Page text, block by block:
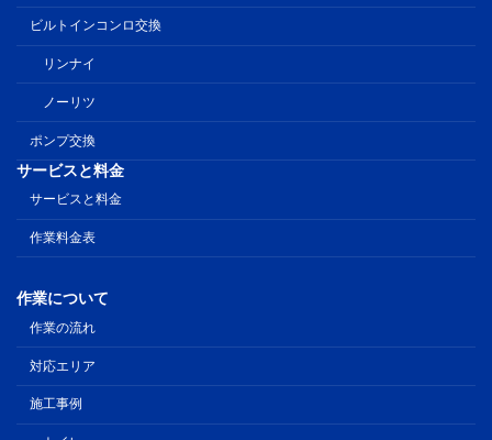
ビルトインコンロ交換
リンナイ
ノーリツ
ポンプ交換
サービスと料金
サービスと料金
作業料金表
作業について
作業の流れ
対応エリア
施工事例